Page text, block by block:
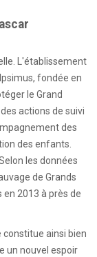
L'établissement
fondée en
le Grand
actions de suivi
des
des enfants.
les données
de Grands
2013 à près de
constitue ainsi bien
un nouvel espoir